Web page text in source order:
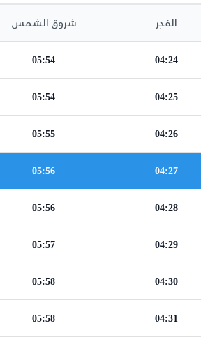
الفجر شروق الشمس
04:24
05:54
04:25
05:54
04:26
05:55
04:27
05:56
04:28
05:56
04:29
05:57
04:30
05:58
04:31
05:58